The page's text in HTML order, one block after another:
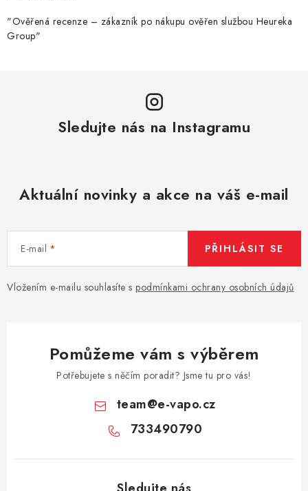
"Ověřená recenze – zákazník po nákupu ověřen službou Heureka
Group"
Sledujte nás na Instagramu
Aktuální novinky a akce na váš e-mail
E-mail
Vložením e-mailu souhlasíte s podmínkami ochrany osobních údajů
PŘIHLÁSIT SE
Pomůžeme vám s výběrem
Potřebujete s něčím poradit? Jsme tu pro vás!
team@e-vapo.cz
733490790